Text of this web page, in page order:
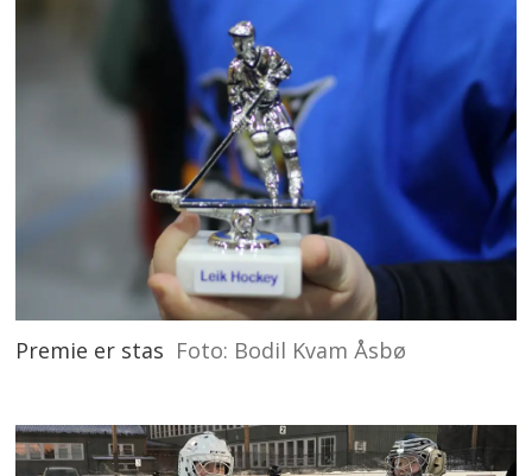
Premie er stas Foto: Bodil Kvam Åsbø